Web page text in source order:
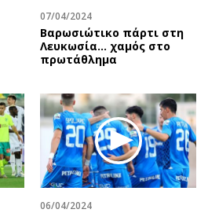
07/04/2024
Βαρωσιώτικο πάρτι στη
Λευκωσία… χαμός στο
πρωτάθλημα
06/04/2024